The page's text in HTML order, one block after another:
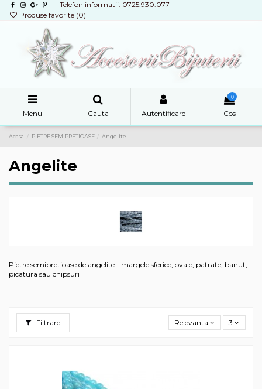
Telefon informatii: 0725.930.077
Produse favorite (0)
Menu Cauta Autentificare
0
Cos
Acasa PIETRE SEMIPRETIOASE Angelite
Angelite
Pietre semipretioase de angelite - margele sferice, ovale, patrate, banut,
picatura sau chipsuri
Filtrare Relevanta 3